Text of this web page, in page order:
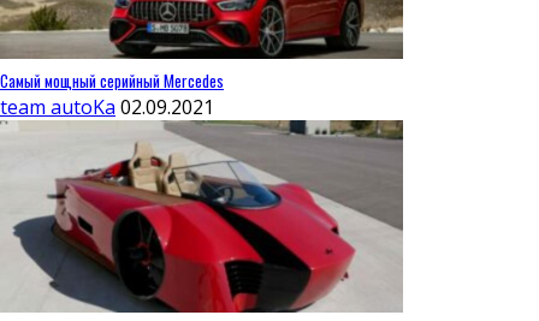
Самый мощный серийный Mercedes
team autoKa 02.09.2021